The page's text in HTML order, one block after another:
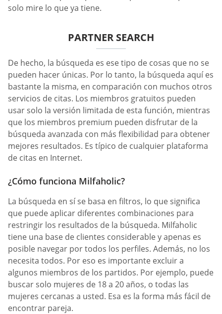
solo mire lo que ya tiene.
PARTNER SEARCH
De hecho, la búsqueda es ese tipo de cosas que no se
pueden hacer únicas. Por lo tanto, la búsqueda aquí es
bastante la misma, en comparación con muchos otros
servicios de citas. Los miembros gratuitos pueden
usar solo la versión limitada de esta función, mientras
que los miembros premium pueden disfrutar de la
búsqueda avanzada con más flexibilidad para obtener
mejores resultados. Es típico de cualquier plataforma
de citas en Internet.
¿Cómo funciona Milfaholic?
La búsqueda en sí se basa en filtros, lo que significa
que puede aplicar diferentes combinaciones para
restringir los resultados de la búsqueda. Milfaholic
tiene una base de clientes considerable y apenas es
posible navegar por todos los perfiles. Además, no los
necesita todos. Por eso es importante excluir a
algunos miembros de los partidos. Por ejemplo, puede
buscar solo mujeres de 18 a 20 años, o todas las
mujeres cercanas a usted. Esa es la forma más fácil de
encontrar pareja.